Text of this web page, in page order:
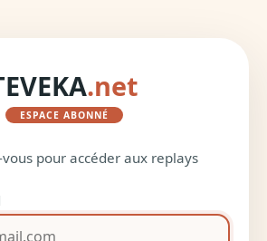
.net
ESPACE ABONNÉ
vous pour accéder aux replays